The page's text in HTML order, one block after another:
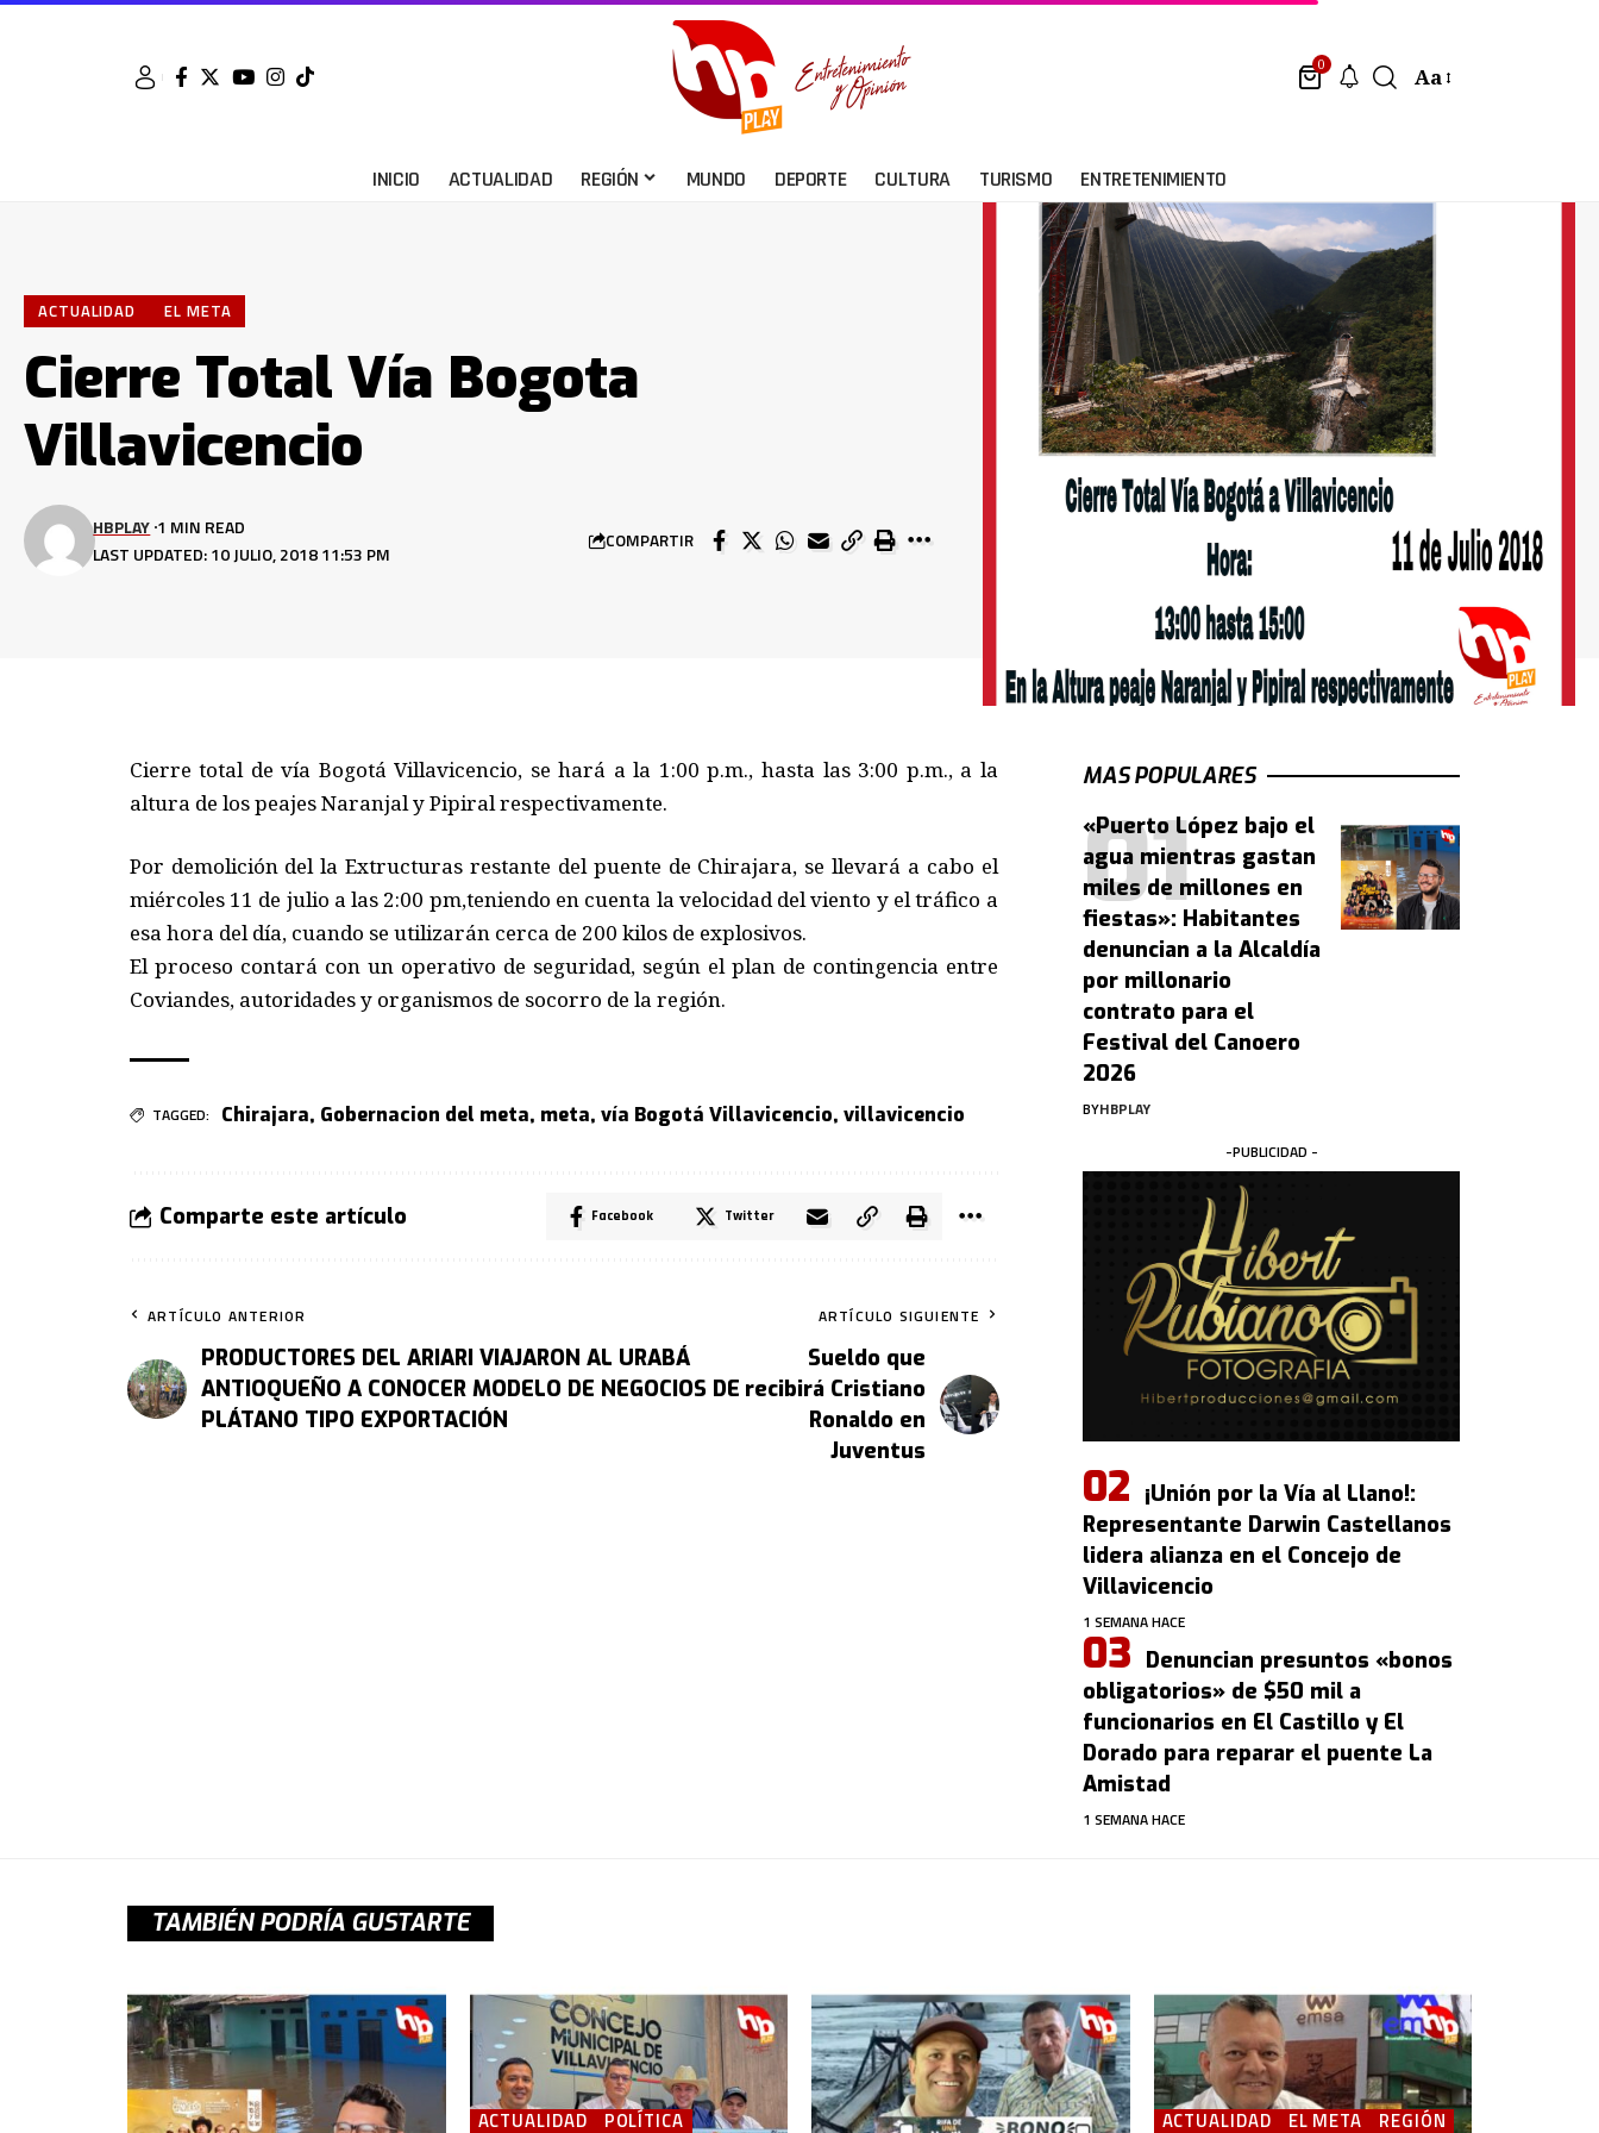
0 Aa
INICIO ACTUALIDAD REGIÓN MUNDO DEPORTE CULTURA TURISMO ENTRETENIMIENTO
ACTUALIDAD EL META
Cierre Total Vía Bogota
Villavicencio
LAST UPDATED: 10 JULIO, 2018 11:53 PM
HBPLAY 1 MIN READ
COMPARTIR
Cierre total de vía Bogotá Villavicencio, se hará a la 1:00 p.m., hasta las 3:00 p.m., a la
altura de los peajes Naranjal y Pipiral respectivamente.
Por demolición del la Extructuras restante del puente de Chirajara, se llevará a cabo el
miércoles 11 de julio a las 2:00 pm,teniendo en cuenta la velocidad del viento y el tráfico a
esa hora del día, cuando se utilizarán cerca de 200 kilos de explosivos.
El proceso contará con un operativo de seguridad, según el plan de contingencia entre
Coviandes, autoridades y organismos de socorro de la región.
TAGGED: Chirajara, Gobernacion del meta, meta, vía Bogotá Villavicencio, villavicencio
Comparte este artículo Facebook Twitter
ARTÍCULO ANTERIOR
PRODUCTORES DEL ARIARI VIAJARON AL URABÁ
ANTIOQUEÑO A CONOCER MODELO DE NEGOCIOS DE
PLÁTANO TIPO EXPORTACIÓN
ARTÍCULO SIGUIENTE
Sueldo que
recibirá Cristiano
Ronaldo en
Juventus
MAS POPULARES
«Puerto López bajo el
agua mientras gastan
miles de millones en
fiestas»: Habitantes
denuncian a la Alcaldía
por millonario
contrato para el
Festival del Canoero
2026
BYHBPLAY
-PUBLICIDAD -
¡Unión por la Vía al Llano!:
Representante Darwin Castellanos
lidera alianza en el Concejo de
Villavicencio
1 SEMANA HACE
Denuncian presuntos «bonos
obligatorios» de $50 mil a
funcionarios en El Castillo y El
Dorado para reparar el puente La
Amistad
1 SEMANA HACE
TAMBIÉN PODRÍA GUSTARTE
ACTUALIDAD
POLÍTICA
ACTUALIDAD EL META
REGIÓN